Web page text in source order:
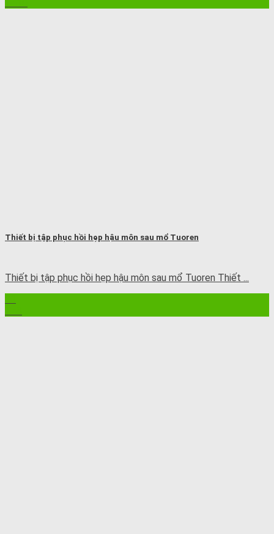
Thiết bị tập phục hồi hẹp hậu môn sau mổ Tuoren
Thiết bị tập phục hồi hẹp hậu môn sau mổ Tuoren Thiết ...